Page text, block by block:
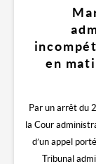
en
Par un arrêt du
la Cour
d’un appel
Tribunal